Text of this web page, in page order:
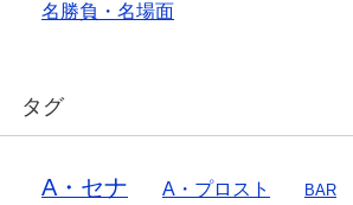
名勝負・名場面
タグ
A・セナ A・プロスト BAR